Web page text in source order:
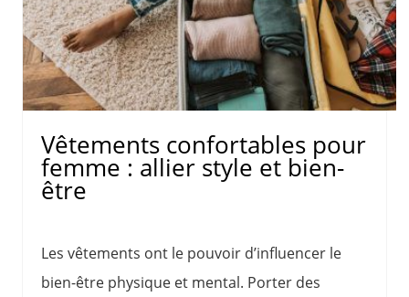
Vêtements confortables pour
femme : allier style et bien-
être
Les vêtements ont le pouvoir d’influencer le
bien-être physique et mental. Porter des